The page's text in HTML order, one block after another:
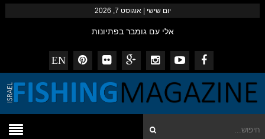
יום שישי | אוגוסט 7, 2026
אלי עם גומבר בפתיונות
שלמה מצוות המזרזרים הצפוני בסיפתח למקל החדש
דייגי המגזין – נובמבר 2014
striped bass עם פופרים ופנסילים
EN